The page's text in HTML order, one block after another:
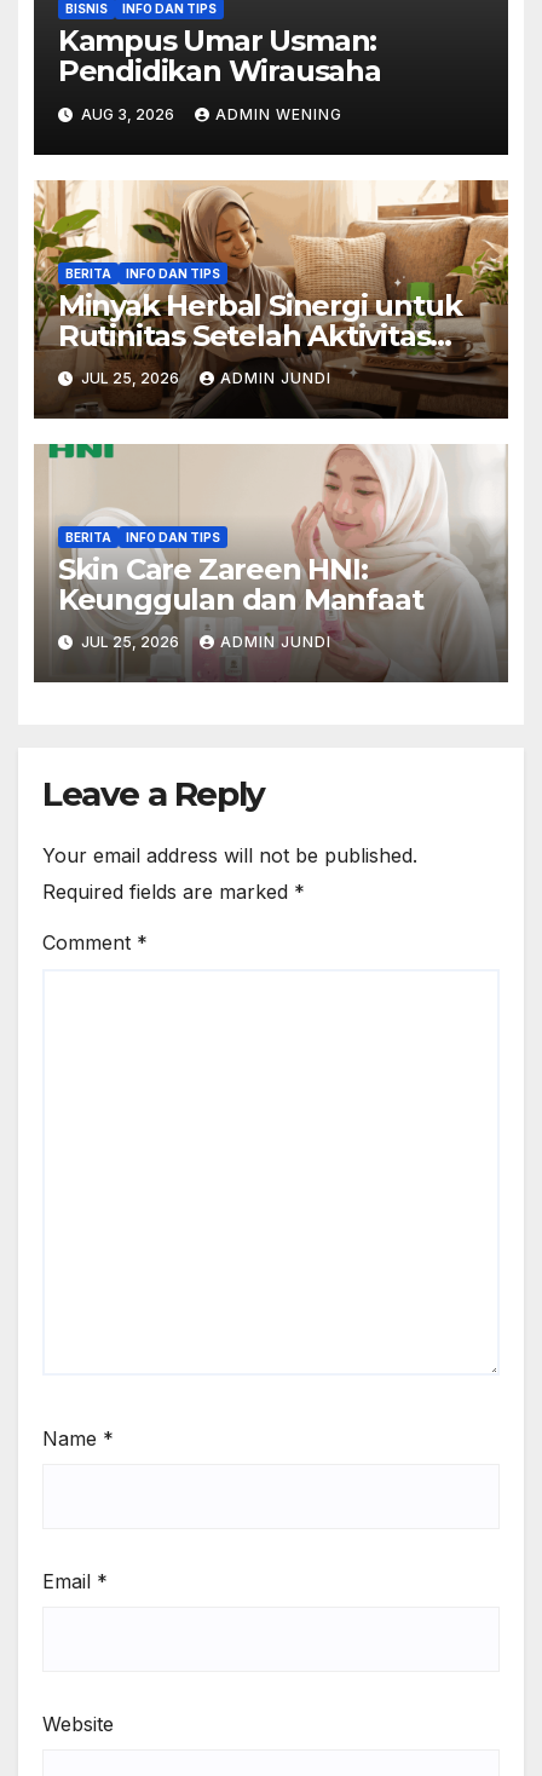
BISNIS INFO DAN TIPS
Kampus Umar Usman:
Pendidikan Wirausaha
AUG 3, 2026 ADMIN WENING
BERITA INFO DAN TIPS
Minyak Herbal Sinergi untuk
Rutinitas Setelah Aktivitas
Padat
JUL 25, 2026 ADMIN JUNDI
BERITA INFO DAN TIPS
Skin Care Zareen HNI:
Keunggulan dan Manfaat
JUL 25, 2026 ADMIN JUNDI
Leave a Reply
Your email address will not be published.
Required fields are marked *
Comment *
Name *
Email *
Website